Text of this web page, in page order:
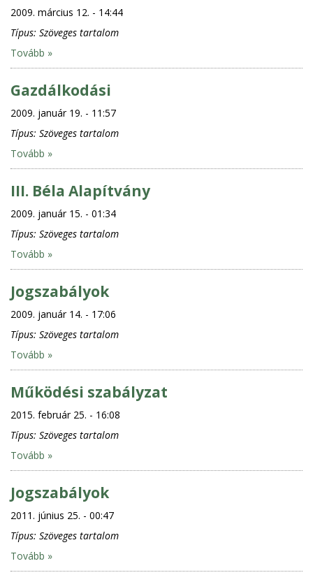
2009. március 12. - 14:44
Típus: Szöveges tartalom
Tovább »
Gazdálkodási
2009. január 19. - 11:57
Típus: Szöveges tartalom
Tovább »
III. Béla Alapítvány
2009. január 15. - 01:34
Típus: Szöveges tartalom
Tovább »
Jogszabályok
2009. január 14. - 17:06
Típus: Szöveges tartalom
Tovább »
Működési szabályzat
2015. február 25. - 16:08
Típus: Szöveges tartalom
Tovább »
Jogszabályok
2011. június 25. - 00:47
Típus: Szöveges tartalom
Tovább »